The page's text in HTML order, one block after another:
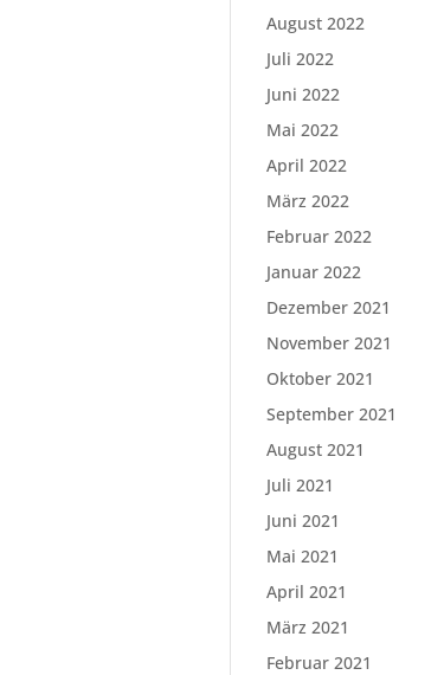
August 2022
Juli 2022
Juni 2022
Mai 2022
April 2022
März 2022
Februar 2022
Januar 2022
Dezember 2021
November 2021
Oktober 2021
September 2021
August 2021
Juli 2021
Juni 2021
Mai 2021
April 2021
März 2021
Februar 2021